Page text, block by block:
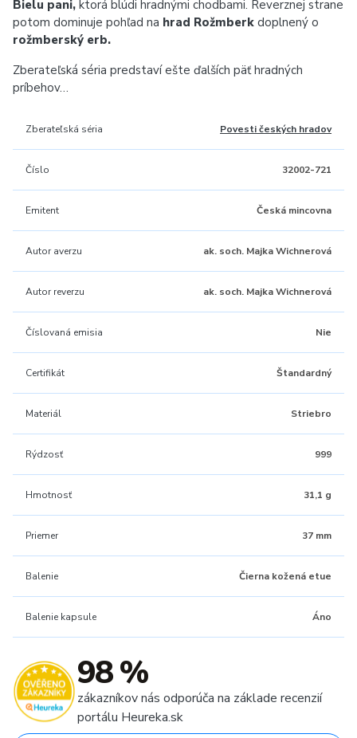
Bielu pani, ktorá blúdi hradnými chodbami. Reverznej strane
potom dominuje pohľad na hrad Rožmberk doplnený o
rožmberský erb.
Zberateľská séria predstaví ešte ďalších päť hradných
príbehov…
Zberateľská séria Povesti českých hradov
Číslo 32002-721
Emitent Česká mincovna
Autor averzu ak. soch. Majka Wichnerová
Autor reverzu ak. soch. Majka Wichnerová
Číslovaná emisia Nie
Certifikát Štandardný
Materiál Striebro
Rýdzosť 999
Hmotnosť 31,1 g
Priemer 37 mm
Balenie Čierna kožená etue
Balenie kapsule Áno
98 %
zákazníkov nás odporúča na základe recenzií
portálu Heureka.sk